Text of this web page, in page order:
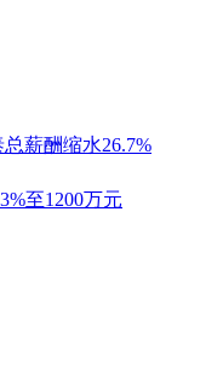
薪酬缩水26.7%
至1200万元